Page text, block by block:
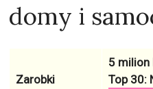
domy i
Zarobki
5 milion
Top 30: